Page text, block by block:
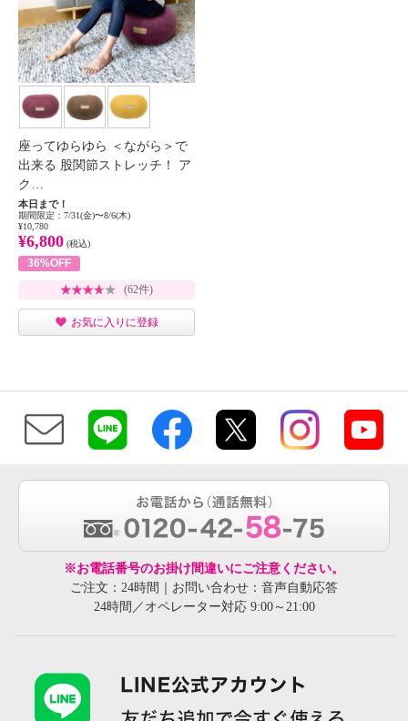
座ってゆらゆら ＜ながら＞で
出来る 股関節ストレッチ！ ア
ク…
本日まで！
期間限定：7/31(金)〜8/6(木)
¥10,780
¥6,800 (税込)
36%OFF
(62件)
お気に入りに登録
※お電話番号のお掛け間違いにご注意ください。
ご注文：24時間｜お問い合わせ：音声自動応答
24時間／オペレーター対応 9:00～21:00